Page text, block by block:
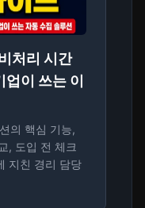
처리 시간
이 쓰는 이
의 핵심 기능,
, 도입 전 체크
지친 경리 담당